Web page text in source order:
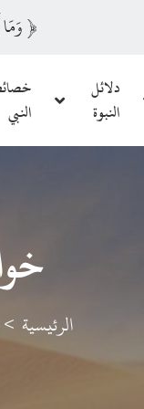
﴿
دلائل
النبوة
النبي
الرئيسية